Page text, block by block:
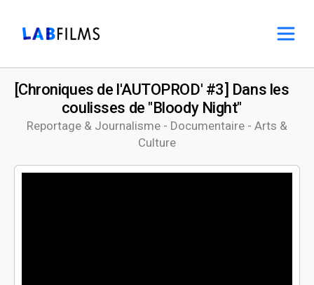
Reportage & Journalisme - Documentaire - Arts &
Culture
[Chroniques de l'AUTOPROD' #3] Dans les
coulisses de "Bloody Night"